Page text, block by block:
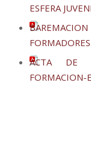
ESFERA
ACTA DE
FORMACION-